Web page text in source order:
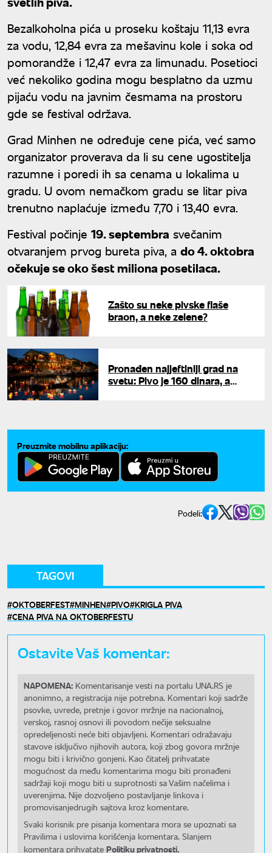
Bezalkoholna pića u proseku koštaju 11,13 evra
za vodu, 12,84 evra za mešavinu kole i soka od
pomorandže i 12,47 evra za limunadu. Posetioci
već nekoliko godina mogu besplatno da uzmu
pijaću vodu na javnim česmama na prostoru
gde se festival održava.
Grad Minhen ne određuje cene pića, već samo
organizator proverava da li su cene ugostitelja
razumne i poredi ih sa cenama u lokalima u
gradu. U ovom nemačkom gradu se litar piva
trenutno naplaćuje između 7,70 i 13,40 evra.
Festival počinje 19. septembra svečanim
otvaranjem prvog bureta piva, a do 4. oktobra
očekuje se oko šest miliona posetilaca.
Zašto su neke pivske flaše
braon, a neke zelene?
Pronađen najjeftiniji grad na
svetu: Pivo je 160 dinara, a
Preuzmite mobilnu aplikaciju:
Podeli:
TAGOVI
OKTOBERFEST MINHEN PIVO KRIGLA PIVA
CENA PIVA NA OKTOBERFESTU
Ostavite Vaš komentar:
NAPOMENA: Komentarisanje vesti na portalu UNA.RS je
anonimno, a registracija nije potrebna. Komentari koji sadrže
psovke, uvrede, pretnje i govor mržnje na nacionalnoj,
verskoj, rasnoj osnovi ili povodom nečije seksualne
opredeljenosti neće biti objavljeni. Komentari odražavaju
stavove isključivo njihovih autora, koji zbog govora mržnje
mogu biti i krivično gonjeni. Kao čitatelj prihvatate
mogućnost da među komentarima mogu biti pronađeni
sadržaji koji mogu biti u suprotnosti sa Vašim načelima i
uverenjima. Nije dozvoljeno postavljanje linkova i
promovisanjedrugih sajtova kroz komentare.
Svaki korisnik pre pisanja komentara mora se upoznati sa
Pravilima i uslovima korišćenja komentara. Slanjem
komentara prihvatate Politiku privatnosti.